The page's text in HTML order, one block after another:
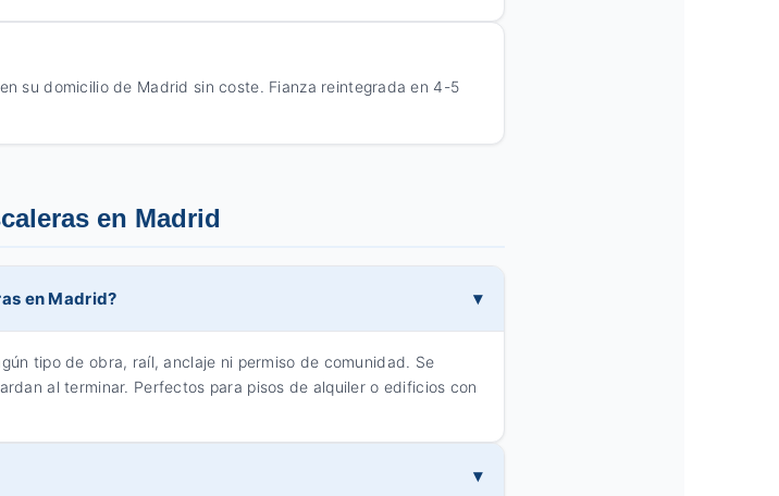
su domicilio de Madrid sin coste. Fianza reintegrada en 4-5
en Madrid
en Madrid?
tipo de obra, raíl, anclaje ni permiso de comunidad. Se
al terminar. Perfectos para pisos de alquiler o edificios con